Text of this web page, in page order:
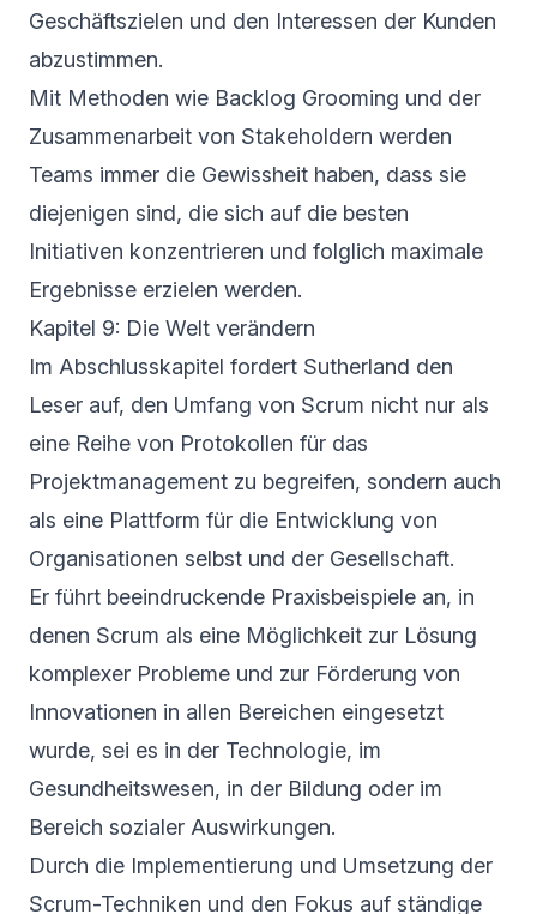
Geschäftszielen und den Interessen der Kunden
abzustimmen.
Mit Methoden wie Backlog Grooming und der
Zusammenarbeit von Stakeholdern werden
Teams immer die Gewissheit haben, dass sie
diejenigen sind, die sich auf die besten
Initiativen konzentrieren und folglich maximale
Ergebnisse erzielen werden.
Kapitel 9: Die Welt verändern
Im Abschlusskapitel fordert Sutherland den
Leser auf, den Umfang von Scrum nicht nur als
eine Reihe von Protokollen für das
Projektmanagement zu begreifen, sondern auch
als eine Plattform für die Entwicklung von
Organisationen selbst und der Gesellschaft.
Er führt beeindruckende Praxisbeispiele an, in
denen Scrum als eine Möglichkeit zur Lösung
komplexer Probleme und zur Förderung von
Innovationen in allen Bereichen eingesetzt
wurde, sei es in der Technologie, im
Gesundheitswesen, in der Bildung oder im
Bereich sozialer Auswirkungen.
Durch die Implementierung und Umsetzung der
Scrum-Techniken und den Fokus auf ständige